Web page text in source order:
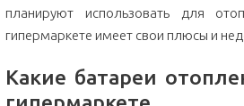
планируют использовать для
гипермаркете имеет свои плюсы и
Какие батареи